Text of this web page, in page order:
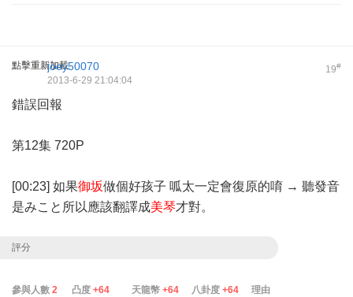
點擊重新加載 19#
joey50070
2013-6-29 21:04:04
錯誤回報
第12集 720P
[00:23] 如果御坂做個好孩子 呱太一定會復原的唷 → 聽發音
是みこと所以應該翻譯成美琴才對。
評分
參與人數 2 凸度 +64 天龍幣 +64 八卦度 +64 理由